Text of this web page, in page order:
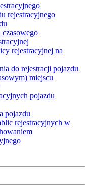
rejestracyjnego
czasowego
rejestracyjnej na
do rejestracji pojazdu
miejscu
pojazdu
pojazdu
rejestracyjnych w